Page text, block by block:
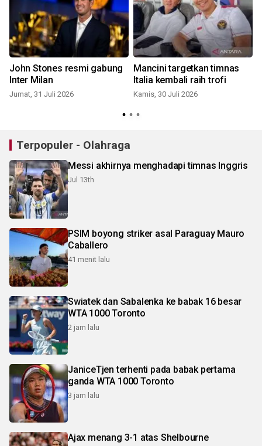
John Stones resmi gabung
Inter Milan
Jumat, 31 Juli 2026
Mancini targetkan timnas
Italia kembali raih trofi
Kamis, 30 Juli 2026
Terpopuler - Olahraga
Messi akhirnya menghadapi timnas Inggris
Jul 13th
PSIM boyong striker asal Paraguay Mauro
Caballero
41 menit lalu
Swiatek dan Sabalenka ke babak 16 besar
WTA 1000 Toronto
2 jam lalu
JaniceTjen terhenti pada babak pertama
ganda WTA 1000 Toronto
3 jam lalu
Ajax menang 3-1 atas Shelbourne